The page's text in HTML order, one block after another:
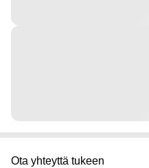
Ota yhteyttä tukeen